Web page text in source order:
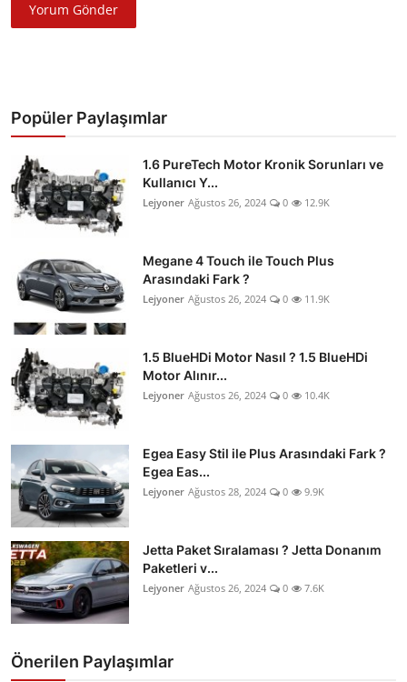
Yorum Gönder
Popüler Paylaşımlar
1.6 PureTech Motor Kronik Sorunları ve
Kullanıcı Y...
Lejyoner Ağustos 26, 2024 0 12.9K
Megane 4 Touch ile Touch Plus
Arasındaki Fark ?
Lejyoner Ağustos 26, 2024 0 11.9K
1.5 BlueHDi Motor Nasıl ? 1.5 BlueHDi
Motor Alınır...
Lejyoner Ağustos 26, 2024 0 10.4K
Egea Easy Stil ile Plus Arasındaki Fark ?
Egea Eas...
Lejyoner Ağustos 28, 2024 0 9.9K
Jetta Paket Sıralaması ? Jetta Donanım
Paketleri v...
Lejyoner Ağustos 26, 2024 0 7.6K
Önerilen Paylaşımlar